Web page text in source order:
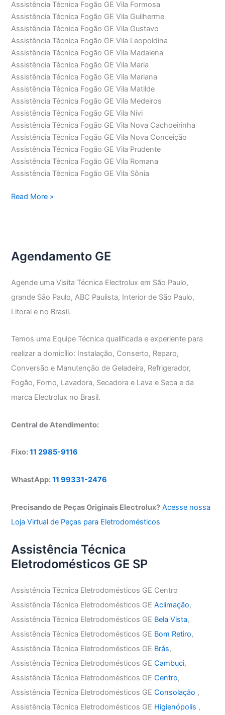
Assistência Técnica Fogão GE Vila Formosa
Assistência Técnica Fogão GE Vila Guilherme
Assistência Técnica Fogão GE Vila Gustavo
Assistência Técnica Fogão GE Vila Leopoldina
Assistência Técnica Fogão GE Vila Madalena
Assistência Técnica Fogão GE Vila Maria
Assistência Técnica Fogão GE Vila Mariana
Assistência Técnica Fogão GE Vila Matilde
Assistência Técnica Fogão GE Vila Medeiros
Assistência Técnica Fogão GE Vila Nivi
Assistência Técnica Fogão GE Vila Nova Cachoeirinha
Assistência Técnica Fogão GE Vila Nova Conceição
Assistência Técnica Fogão GE Vila Prudente
Assistência Técnica Fogão GE Vila Romana
Assistência Técnica Fogão GE Vila Sônia
Assistência
Read More »
Agendamento GE
Agende uma Visita Técnica Electrolux em São Paulo,
grande São Paulo, ABC Paulista, Interior de São Paulo,
Litoral e no Brasil.
Temos uma Equipe Técnica qualificada e experiente para
realizar a domicílio: Instalação, Conserto, Reparo,
Conversão e Manutenção de Geladeira, Refrigerador,
Fogão, Forno, Lavadora, Secadora e Lava e Seca e da
marca Electrolux no Brasil.
Central de Atendimento:
Fixo:11 2985-9116
WhastApp:11 99331-2476
Precisando de Peças Originais Electrolux? Acesse nossa
Loja Virtual de Peças para Eletrodomésticos
Assistência Técnica
Eletrodomésticos GE SP
Assistência Técnica Eletrodomésticos GE Centro
Assistência Técnica Eletrodomésticos GEAclimação,
Assistência Técnica Eletrodomésticos GE Bela Vista,
Assistência Técnica Eletrodomésticos GE Bom Retiro,
Assistência Técnica Eletrodomésticos GE Brás,
Assistência Técnica Eletrodomésticos GECambuci,
Assistência Técnica Eletrodomésticos GECentro,
Assistência Técnica Eletrodomésticos GEConsolação ,
Assistência Técnica Eletrodomésticos GE Higienópolis ,